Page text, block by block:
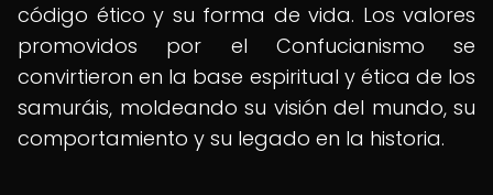
código ético y su forma de vida. Los valores
promovidos por el Confucianismo se
convirtieron en la base espiritual y ética de los
samuráis, moldeando su visión del mundo, su
comportamiento y su legado en la historia.